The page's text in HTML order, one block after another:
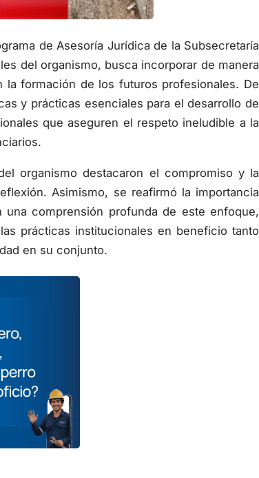
del organismo, busca incorporar de manera
formación de los futuros profesionales. De
y prácticas esenciales para el desarrollo de
que aseguren el respeto ineludible a la
Asimismo, se reafirmó la importancia
comprensión profunda de este enfoque,
prácticas institucionales en beneficio tanto
en su conjunto.